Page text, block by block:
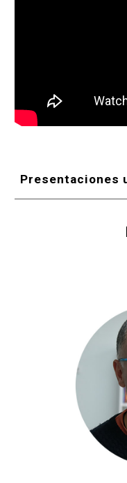
Presentaciones